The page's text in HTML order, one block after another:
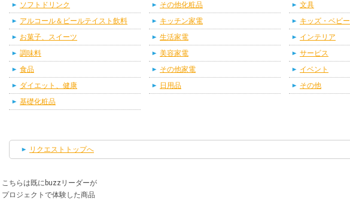
ソフトドリンク
アルコール＆ビールテイスト飲料
お菓子、スイーツ
調味料
食品
ダイエット、健康
基礎化粧品
その他化粧品
キッチン家電
生活家電
美容家電
その他家電
日用品
文具
キッズ・ベビー
インテリア
サービス
イベント
その他
リクエストトップへ
こちらは既にbuzzリーダーが
プロジェクトで体験した商品